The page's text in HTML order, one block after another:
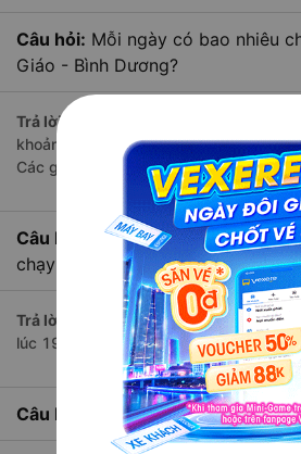
Câu hỏi: Mỗi ngày có bao nhiêu
Giáo - Bình Dương?
Trả lời: xe Giường nằm
khoảng 1 chuyến trênVexere.combắt
Các giờ xe chạy có đầy đủ cả ban
Câu hỏi:
Nhà xe Giường nằm đôi
chạy sớm nhất?
Trả lời: ChuyếnGiường nằm đôi Krông
lúc 19:00 là của nhà xe Phương Hồng
Câu hỏi: Nhà xe đi Phú Giáo -